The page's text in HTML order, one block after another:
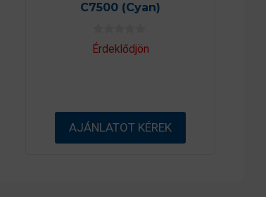
C7500 (Cyan)
0
a
l
Érdeklődjön
AJÁNLATOT KÉREK